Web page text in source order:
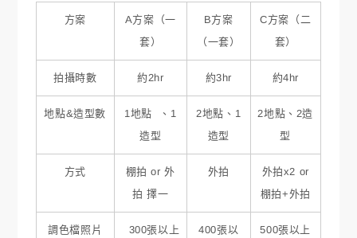
方案
A方案（一
套）
B方案
（一套）
C方案（二
套）
拍攝時數 約2hr 約3hr 約4hr
地點&造型數
1地點 、1
造型
2地點、1
造型
2地點、2造
型
方式
棚拍 or 外
拍 擇一
外拍
外拍x2 or
棚拍+外拍
調色檔照片
300張以上
400張以
500張以上